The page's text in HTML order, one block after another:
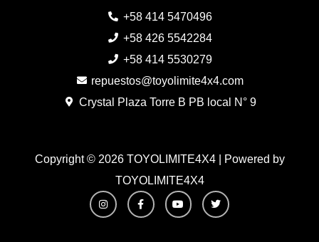
+58 414 5470496
+58 426 5542284
+58 414 5530279
repuestos@toyolimite4x4.com
Crystal Plaza Torre B PB local N° 9
Copyright © 2026 TOYOLIMITE4X4 | Powered by
TOYOLIMITE4X4
I
n
s
F
a
c
Y
o
u
T
w
i